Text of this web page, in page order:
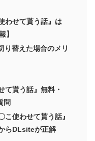
わせて貰う話』は
】
替えた場合のメリ
て貰う話』無料・
問
こ使わせて貰う話』
らDLsiteが正解